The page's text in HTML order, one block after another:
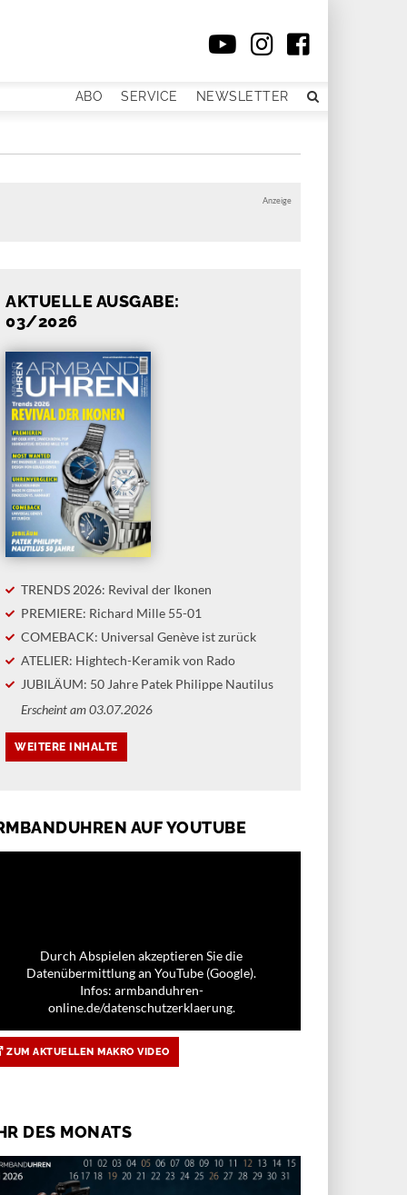
ABO SERVICE NEWSLETTER
Anzeige
AKTUELLE AUSGABE:
03/2026
TRENDS 2026: Revival der Ikonen
PREMIERE: Richard Mille 55-01
COMEBACK: Universal Genève ist zurück
ATELIER: Hightech-Keramik von Rado
JUBILÄUM: 50 Jahre Patek Philippe Nautilus
Erscheint am 03.07.2026
AUF YOUTUBE
Durch Abspielen akzeptieren Sie die
Datenübermittlung an YouTube (Google).
Infos: armbanduhren-
online.de/datenschutzerklaerung.
ZUM AKTUELLEN MAKRO VIDEO
DES MONATS